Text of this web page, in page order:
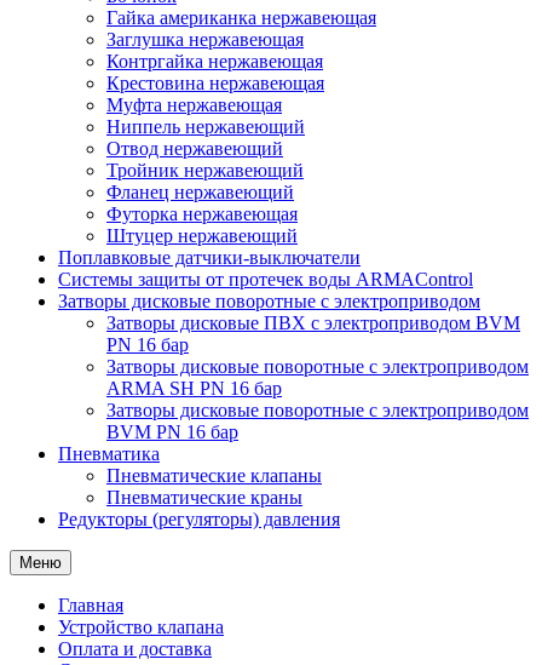
Гайка американка нержавеющая
Заглушка нержавеющая
Контргайка нержавеющая
Крестовина нержавеющая
Муфта нержавеющая
Ниппель нержавеющий
Отвод нержавеющий
Тройник нержавеющий
Фланец нержавеющий
Футорка нержавеющая
Штуцер нержавеющий
Поплавковые датчики-выключатели
Системы защиты от протечек воды ARMAControl
Затворы дисковые поворотные с электроприводом
Затворы дисковые ПВХ с электроприводом BVM
PN 16 бар
Затворы дисковые поворотные с электроприводом
ARMA SH PN 16 бар
Затворы дисковые поворотные с электроприводом
BVM PN 16 бар
Пневматика
Пневматические клапаны
Пневматические краны
Редукторы (регуляторы) давления
Меню
Главная
Устройство клапана
Оплата и доставка